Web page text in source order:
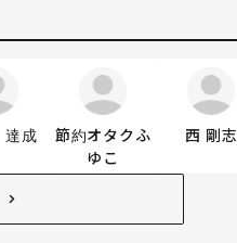
達成
節約オタクふ
ゆこ
西 剛志